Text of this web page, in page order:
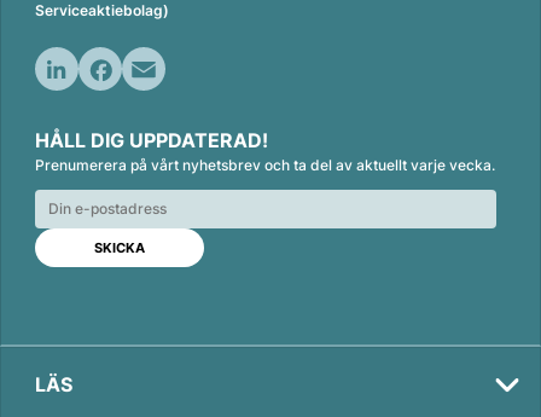
Serviceaktiebolag)
n
k
e
d
n
c
e
b
o
o
k
a
i
l
HÅLL DIG UPPDATERAD!
Prenumerera på vårt nyhetsbrev och ta del av aktuellt varje vecka.
LÄS